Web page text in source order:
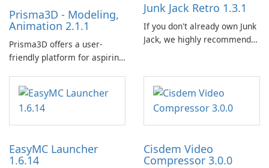
Prisma3D - Modeling,
Animation 2.1.1
Prisma3D offers a user-
friendly platform for aspiring
imagination to life. With a
wide range of tools and
features, this app allows
users to easily design 3D
captivating animated scenes.
Junk Jack Retro 1.3.1
If you don't already own Junk
Jack, we highly recommend
This game is where it all
began! Junk Jack Retro,
formerly known as Junk Jack,
EasyMC Launcher
1.6.14
Cisdem Video
Compressor 3.0.0